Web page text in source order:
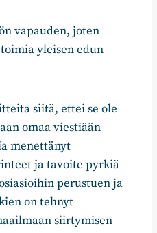
vapauden, joten
yleisen edun
siitä, ettei se ole
omaa viestiään
menettänyt
ja tavoite pyrkiä
perustuen ja
on tehnyt
siirtymisen